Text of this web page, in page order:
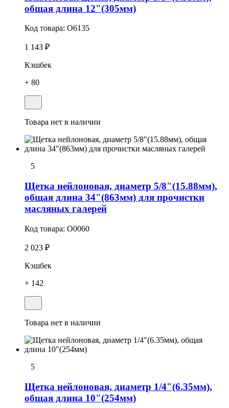
общая длина 12"(305мм)
Код товара: O6135
1 143 ₽
Кэшбек
+ 80
Товара нет в наличии
5
Щетка нейлоновая, диаметр 5/8"(15.88мм),
общая длина 34"(863мм) для пpочистки
масляных галерей
Код товара: O0060
2 023 ₽
Кэшбек
+ 142
Товара нет в наличии
5
Щетка нейлоновая, диаметр 1/4"(6.35мм),
общая длина 10"(254мм)